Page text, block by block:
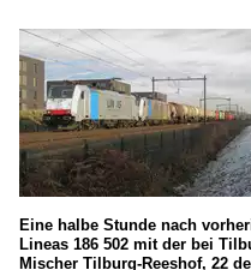
Eine halbe Stunde nach
Lineas 186 502 mit der bei
Mischer Tilburg-Reeshof, 22